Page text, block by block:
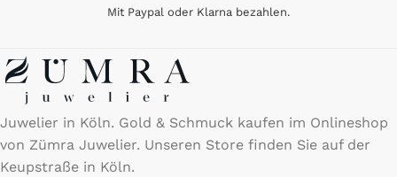
Mit Paypal oder Klarna bezahlen.
Juwelier in Köln. Gold & Schmuck kaufen im Onlineshop
von Zümra Juwelier. Unseren Store finden Sie auf der
Keupstraße in Köln.